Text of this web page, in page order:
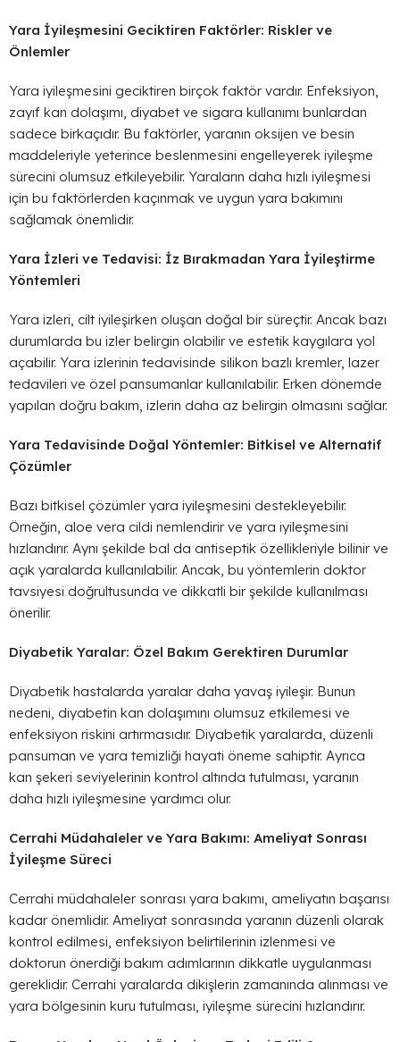
Yara İyileşmesini Geciktiren Faktörler: Riskler ve
Önlemler
Yara iyileşmesini geciktiren birçok faktör vardır. Enfeksiyon,
zayıf kan dolaşımı, diyabet ve sigara kullanımı bunlardan
sadece birkaçıdır. Bu faktörler, yaranın oksijen ve besin
maddeleriyle yeterince beslenmesini engelleyerek iyileşme
sürecini olumsuz etkileyebilir. Yaraların daha hızlı iyileşmesi
için bu faktörlerden kaçınmak ve uygun yara bakımını
sağlamak önemlidir.
Yara İzleri ve Tedavisi: İz Bırakmadan Yara İyileştirme
Yöntemleri
Yara izleri, cilt iyileşirken oluşan doğal bir süreçtir. Ancak bazı
durumlarda bu izler belirgin olabilir ve estetik kaygılara yol
açabilir. Yara izlerinin tedavisinde silikon bazlı kremler, lazer
tedavileri ve özel pansumanlar kullanılabilir. Erken dönemde
yapılan doğru bakım, izlerin daha az belirgin olmasını sağlar.
Yara Tedavisinde Doğal Yöntemler: Bitkisel ve Alternatif
Çözümler
Bazı bitkisel çözümler yara iyileşmesini destekleyebilir.
Örneğin, aloe vera cildi nemlendirir ve yara iyileşmesini
hızlandırır. Aynı şekilde bal da antiseptik özellikleriyle bilinir ve
açık yaralarda kullanılabilir. Ancak, bu yöntemlerin doktor
tavsiyesi doğrultusunda ve dikkatli bir şekilde kullanılması
önerilir.
Diyabetik Yaralar: Özel Bakım Gerektiren Durumlar
Diyabetik hastalarda yaralar daha yavaş iyileşir. Bunun
nedeni, diyabetin kan dolaşımını olumsuz etkilemesi ve
enfeksiyon riskini artırmasıdır. Diyabetik yaralarda, düzenli
pansuman ve yara temizliği hayati öneme sahiptir. Ayrıca
kan şekeri seviyelerinin kontrol altında tutulması, yaranın
daha hızlı iyileşmesine yardımcı olur.
Cerrahi Müdahaleler ve Yara Bakımı: Ameliyat Sonrası
İyileşme Süreci
Cerrahi müdahaleler sonrası yara bakımı, ameliyatın başarısı
kadar önemlidir. Ameliyat sonrasında yaranın düzenli olarak
kontrol edilmesi, enfeksiyon belirtilerinin izlenmesi ve
doktorun önerdiği bakım adımlarının dikkatle uygulanması
gereklidir. Cerrahi yaralarda dikişlerin zamanında alınması ve
yara bölgesinin kuru tutulması, iyileşme sürecini hızlandırır.